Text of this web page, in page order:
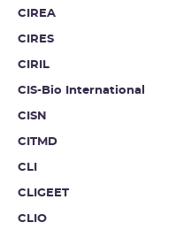
CIREA
CIRES
CIRIL
CIS-Bio International
CISN
CITMD
CLI
CLIGEET
CLIO